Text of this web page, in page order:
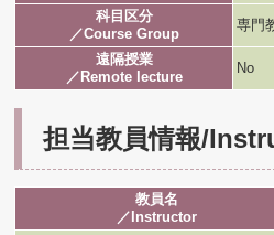
科目区分
／Course Group
専門
遠隔授業
／Remote lecture
No
担当教員情報/
教員名
／Instructor